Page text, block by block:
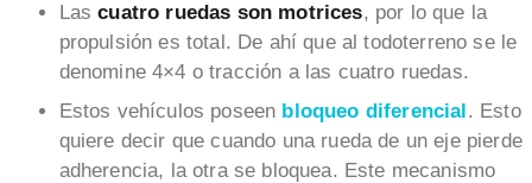
Lascuatro ruedas son motrices, por lo que la
propulsión es total. De ahí que al todoterreno se le
denomine 4×4 o tracción a las cuatro ruedas.
Estos vehículos poseen bloqueo diferencial. Esto
quiere decir que cuando una rueda de un eje pierde
adherencia, la otra se bloquea. Este mecanismo